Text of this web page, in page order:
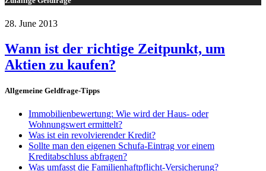
28. June 2013
Wann ist der richtige Zeitpunkt, um
Aktien zu kaufen?
Allgemeine Geldfrage-Tipps
Immobilienbewertung: Wie wird der Haus- oder
Wohnungswert ermittelt?
Was ist ein revolvierender Kredit?
Sollte man den eigenen Schufa-Eintrag vor einem
Kreditabschluss abfragen?
Was umfasst die Familienhaftpflicht-Versicherung?